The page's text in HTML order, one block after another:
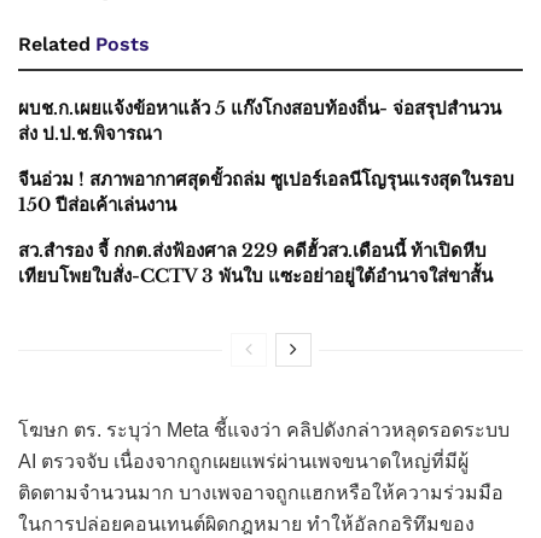
Related Posts
ผบช.ก.เผยแจ้งข้อหาแล้ว 5 แก๊งโกงสอบท้องถิ่น- จ่อสรุปสำนวน
ส่ง ป.ป.ช.พิจารณา
จีนอ่วม ! สภาพอากาศสุดขั้วถล่ม ซูเปอร์เอลนีโญรุนแรงสุดในรอบ
150 ปีส่อเค้าเล่นงาน
สว.สำรอง จี้ กกต.ส่งฟ้องศาล 229 คดีฮั้วสว.เดือนนี้ ท้าเปิดหีบ
เทียบโพยใบสั่ง-CCTV 3 พันใบ แซะอย่าอยู่ใต้อำนาจใส่ขาสั้น
โฆษก ตร. ระบุว่า Meta ชี้แจงว่า คลิปดังกล่าวหลุดรอดระบบ
AI ตรวจจับ เนื่องจากถูกเผยแพร่ผ่านเพจขนาดใหญ่ที่มีผู้
ติดตามจำนวนมาก บางเพจอาจถูกแฮกหรือให้ความร่วมมือ
ในการปล่อยคอนเทนต์ผิดกฎหมาย ทำให้อัลกอริทึมของ